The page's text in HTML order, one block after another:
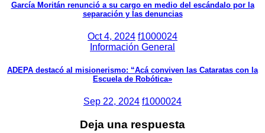
García Moritán renunció a su cargo en medio del escándalo por la
separación y las denuncias
Oct 4, 2024 f1000024
Información General
ADEPA destacó al misionerismo: “Acá conviven las Cataratas con la
Escuela de Robótica»
Sep 22, 2024 f1000024
Deja una respuesta